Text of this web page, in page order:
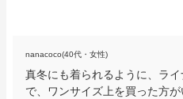
nanacoco(40代・女性)
真冬にも着られるように、ラ
で、ワンサイズ上を買った方